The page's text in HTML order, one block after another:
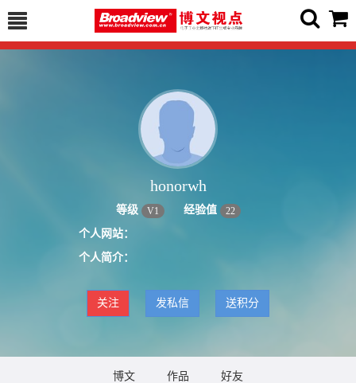
honorwh
等级 V1 经验值 22
个人网站：
个人简介：
关注 发私信 送积分
博文 作品 好友